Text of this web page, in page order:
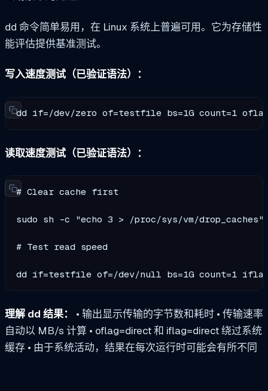
dd 命令简单易用，在 Linux 系统上普遍可用。它为存储性
能评估提供基准测试。
写入速度测试（已验证语法）：
dd if=/dev/zero of=testfile bs=1G count=1
读取速度测试（已验证语法）：
# Clear cache first
sudo sh -c "echo 3 > /proc/sys/vm/drop_caches"
# Test read speed
dd if=testfile of=/dev/null bs=1G count=1
理解 dd 结果：
• 输出显示传输的字节数和耗时 • 传输速率
自动以 MB/s 计算 • oflag=direct和 iflag=direct绕过系统
缓存 • 由于系统活动，结果在每次运行时可能会有所不同